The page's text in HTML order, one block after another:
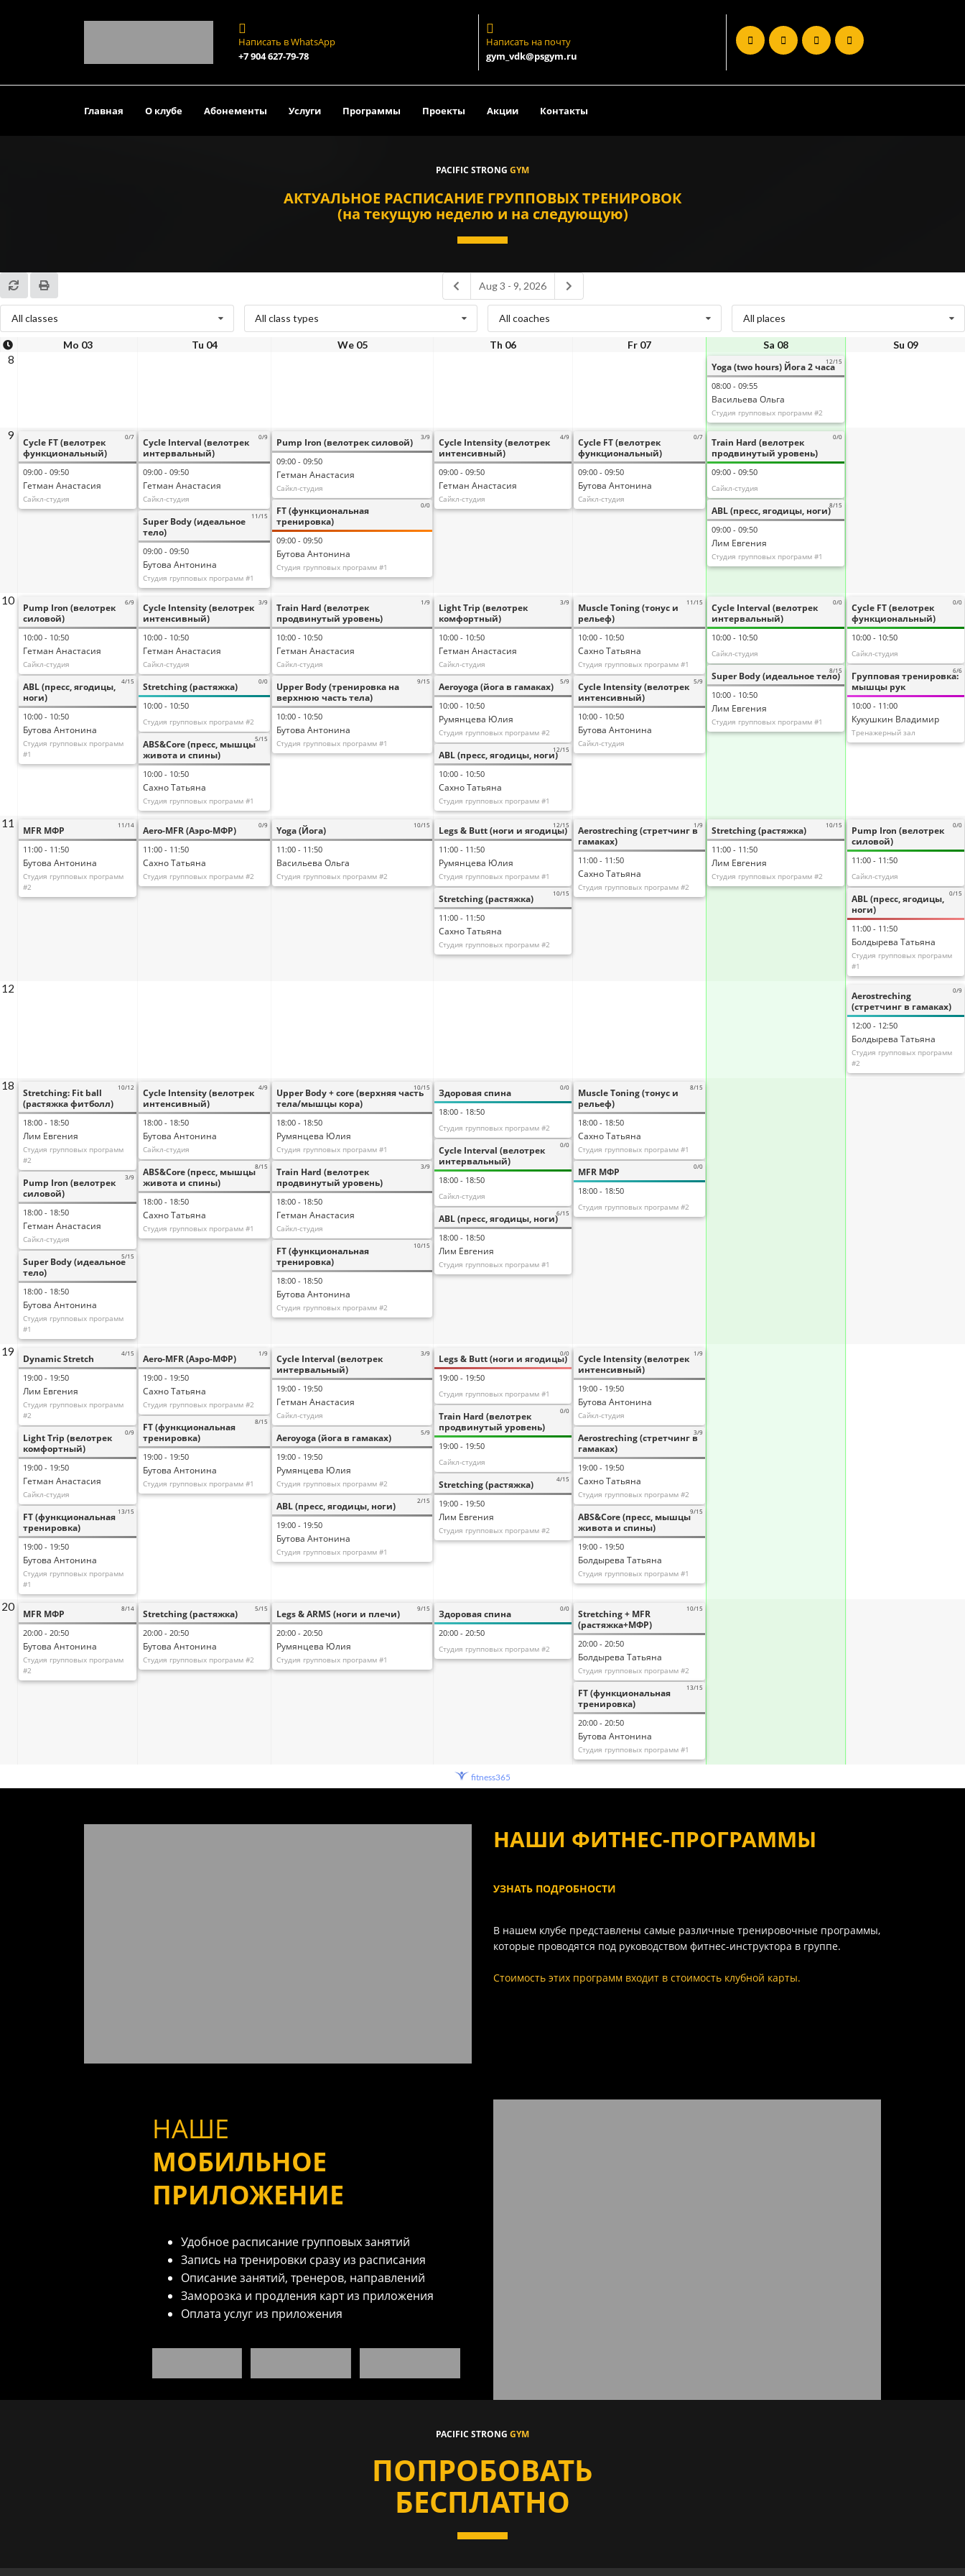
Написать в WhatsApp
+7 904 627-79-78
Написать на почту
gym_vdk@psgym.ru
Главная О клубе Абонементы Услуги Программы Проекты Акции Контакты
PACIFIC STRONG GYM
АКТУАЛЬНОЕ РАСПИСАНИЕ ГРУППОВЫХ ТРЕНИРОВОК
(на текущую неделю и на следующую)
fitness365
НАШИ ФИТНЕС-ПРОГРАММЫ
УЗНАТЬ ПОДРОБНОСТИ
В нашем клубе представлены самые различные тренировочные программы,
которые проводятся под руководством фитнес-инструктора в группе.
Стоимость этих программ входит в стоимость клубной карты.
НАШЕ
МОБИЛЬНОЕ
ПРИЛОЖЕНИЕ
Удобное расписание групповых занятий
Запись на тренировки сразу из расписания
Описание занятий, тренеров, направлений
Заморозка и продления карт из приложения
Оплата услуг из приложения
PACIFIC STRONG GYM
ПОПРОБОВАТЬ
БЕСПЛАТНО